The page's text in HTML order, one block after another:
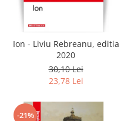
Ion - Liviu Rebreanu, editia
2020
30,10 Lei
23,78 Lei
-21%